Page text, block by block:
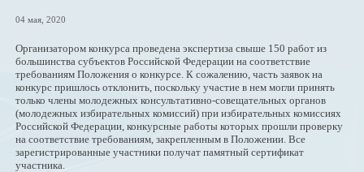
04 мая, 2020
Организатором конкурса проведена экспертиза свыше 150 работ из
большинства субъектов Российской Федерации на соответствие
требованиям Положения о конкурсе. К сожалению, часть заявок на
конкурс пришлось отклонить, поскольку участие в нем могли принять
только члены молодежных консультативно-совещательных органов
(молодежных избирательных комиссий) при избирательных комиссиях
Российской Федерации, конкурсные работы которых прошли проверку
на соответствие требованиям, закрепленным в Положении. Все
зарегистрированные участники получат памятный сертификат
участника.